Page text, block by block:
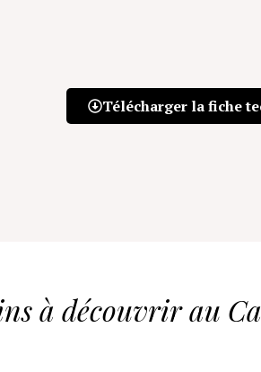
Télécharger la fiche
à découvrir au